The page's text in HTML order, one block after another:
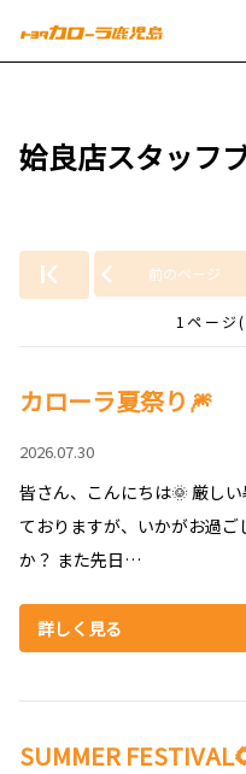
姶良店スタッフ
前のページ
1ページ
カローラ夏祭り🎆
2026.07.30
皆さん、こんにちは🌞 厳し
ておりますが、いかがお過ご
か？ また先日…
詳しく見る
SUMMER